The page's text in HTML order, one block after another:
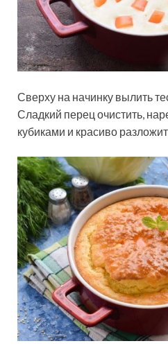
Сверху на начинку вылить
Сладкий перец очистить,
кубиками и красиво